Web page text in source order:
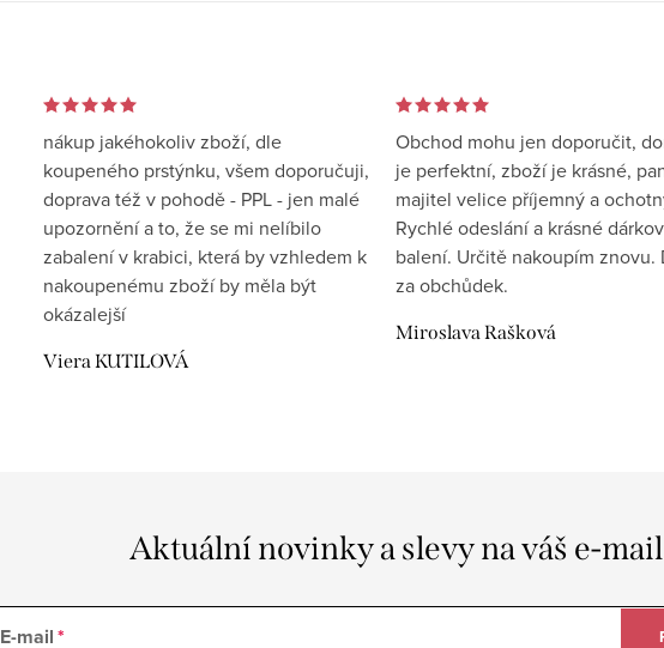
nákup jakéhokoliv zboží, dle
koupeného prstýnku, všem doporučuji,
doprava též v pohodě - PPL - jen malé
upozornění a to, že se mi nelíbilo
zabalení v krabici, která by vzhledem k
nakoupenému zboží by měla být
okázalejší
Viera KUTILOVÁ
Obchod mohu jen doporučit,
je perfektní, zboží je krásné,
majitel velice příjemný a
Rychlé odeslání a krásné
balení. Určitě nakoupím znovu.
za obchůdek.
Miroslava Rašková
Aktuální novinky a slevy na váš e-mail
E-mail